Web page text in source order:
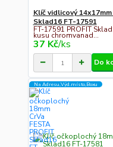
Klíč vidlicový 14x17mm
Sklad16 FT-17591
FT-17591 PROFIT
kusu chromvanad...
37 Kč/ks
Do
Na Adresu,Výd.místo,Boxu